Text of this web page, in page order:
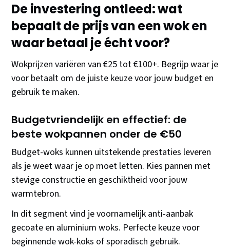
De investering ontleed: wat
bepaalt de prijs van een wok en
waar betaal je écht voor?
Wokprijzen variëren van €25 tot €100+. Begrijp waar je
voor betaalt om de juiste keuze voor jouw budget en
gebruik te maken.
Budgetvriendelijk en effectief: de
beste wokpannen onder de €50
Budget-woks kunnen uitstekende prestaties leveren
als je weet waar je op moet letten. Kies pannen met
stevige constructie en geschiktheid voor jouw
warmtebron.
In dit segment vind je voornamelijk anti-aanbak
gecoate en aluminium woks. Perfecte keuze voor
beginnende wok-koks of sporadisch gebruik.